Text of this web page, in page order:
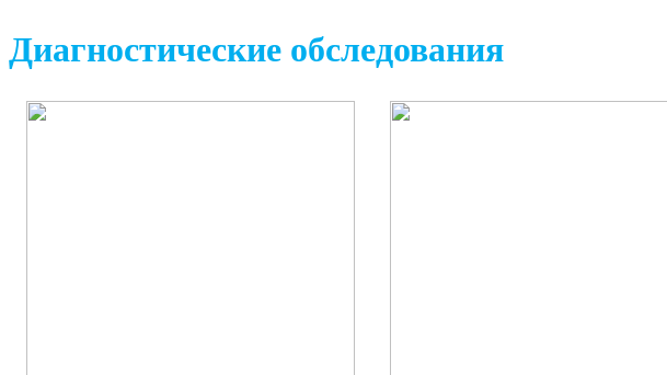
Диагностические обследования